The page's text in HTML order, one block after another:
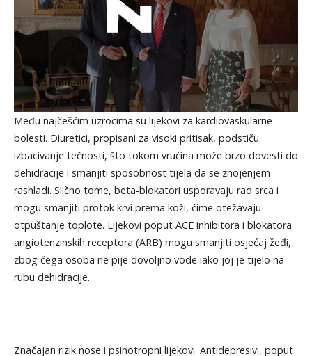
Među najčešćim uzrocima su lijekovi za kardiovaskularne
bolesti. Diuretici, propisani za visoki pritisak, podstiču
izbacivanje tečnosti, što tokom vrućina može brzo dovesti do
dehidracije i smanjiti sposobnost tijela da se znojenjem
rashladi. Slično tome, beta-blokatori usporavaju rad srca i
mogu smanjiti protok krvi prema koži, čime otežavaju
otpuštanje toplote. Lijekovi poput ACE inhibitora i blokatora
angiotenzinskih receptora (ARB) mogu smanjiti osjećaj žeđi,
zbog čega osoba ne pije dovoljno vode iako joj je tijelo na
rubu dehidracije.
Značajan rizik nose i psihotropni lijekovi. Antidepresivi, poput